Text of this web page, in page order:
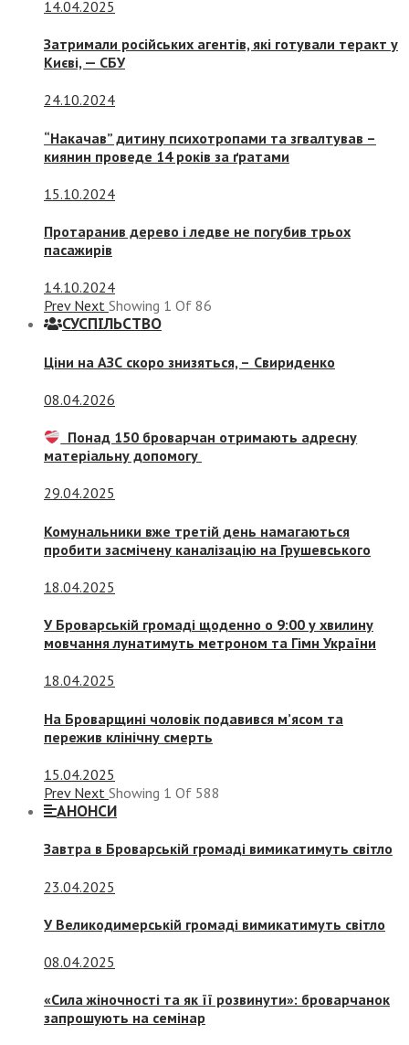
14.04.2025
Затримали російських агентів, які готували теракт у
Києві, — СБУ
24.10.2024
“Накачав” дитину психотропами та згвалтував –
киянин проведе 14 років за ґратами
15.10.2024
Протаранив дерево і ледве не погубив трьох
пасажирів
14.10.2024
Prev Next Showing 1 Of 86
СУСПIЛЬСТВО
Ціни на АЗС скоро знизяться, – Свириденко
08.04.2026
Понад 150 броварчан отримають адресну
матеріальну допомогу
29.04.2025
Комунальники вже третій день намагаються
пробити засмічену каналізацію на Грушевського
18.04.2025
У Броварській громаді щоденно о 9:00 у хвилину
мовчання лунатимуть метроном та Гімн України
18.04.2025
На Броварщині чоловік подавився м’ясом та
пережив клінічну смерть
15.04.2025
Prev Next Showing 1 Of 588
АНОНСИ
Завтра в Броварській громаді вимикатимуть світло
23.04.2025
У Великодимерській громаді вимикатимуть світло
08.04.2025
«Сила жіночності та як її розвинути»: броварчанок
запрошують на семінар